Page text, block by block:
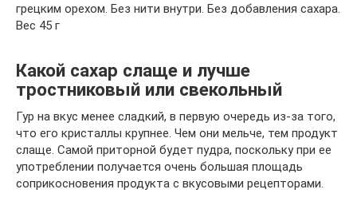
грецким орехом. Без нити внутри. Без добавления сахара.
Вес 45 г
Какой сахар слаще и лучше
тростниковый или свекольный
Гур на вкус менее сладкий, в первую очередь из-за того,
что его кристаллы крупнее. Чем они мельче, тем продукт
слаще. Самой приторной будет пудра, поскольку при ее
употреблении получается очень большая площадь
соприкосновения продукта с вкусовыми рецепторами.